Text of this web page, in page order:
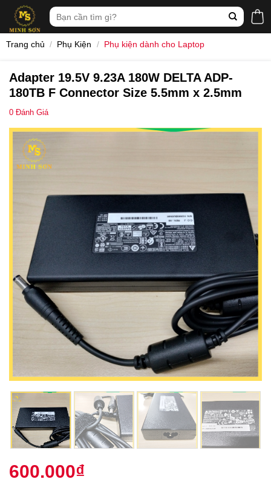
content
Tìm
kiếm:
Trang chủ / Phụ Kiện / Phụ kiện dành cho Laptop
Adapter 19.5V 9.23A 180W DELTA ADP-
180TB F Connector Size 5.5mm x 2.5mm
0 Đánh Giá
600.000₫